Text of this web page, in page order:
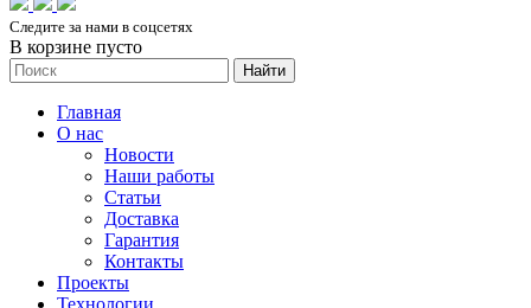
Следите за нами в соцсетях
В корзине пусто
Найти
Главная
О нас
Новости
Наши работы
Статьи
Доставка
Гарантия
Контакты
Проекты
Технологии